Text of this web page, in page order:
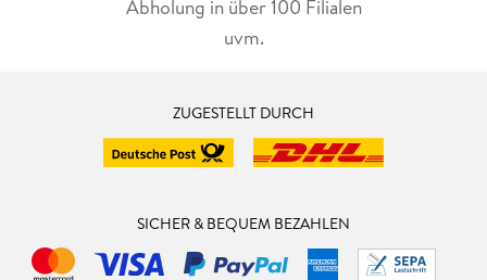
Abholung in über 100 Filialen
uvm.
ZUGESTELLT DURCH
SICHER & BEQUEM BEZAHLEN